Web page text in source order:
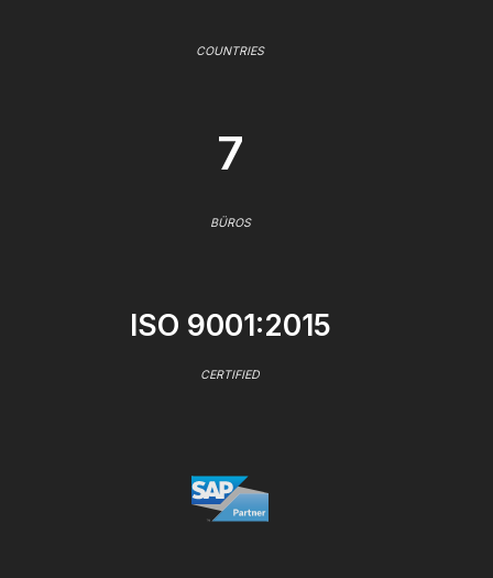
COUNTRIES
7
BÜROS
ISO 9001:2015
CERTIFIED